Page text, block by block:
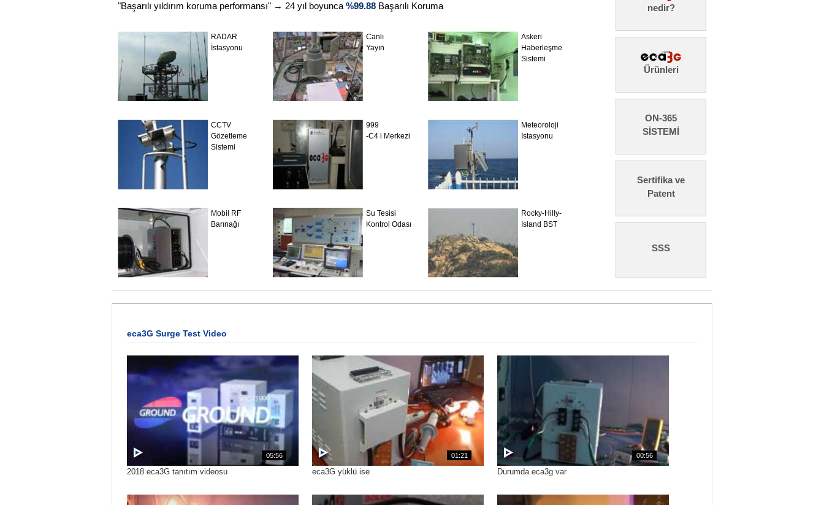
"Başarılı yıldırım koruma performansı" → 24 yıl boyunca %99.88 Başarılı Koruma
RADAR
İstasyonu
Canlı
Yayın
Askeri
Haberleşme
Sistemi
CCTV
Gözetleme
Sistemi
999
-C4 i Merkezi
Meteoroloji
İstasyonu
Mobil RF
Barınağı
Su Tesisi
Kontrol Odası
Rocky-Hilly-
Island BST
nedir?
Ürünleri
ON-365
SİSTEMİ
Sertifika ve
Patent
SSS
eca3G Surge Test Video
05:56
2018 eca3G tanıtım videosu
01:21
eca3G yüklü ise
00:56
Durumda eca3g var